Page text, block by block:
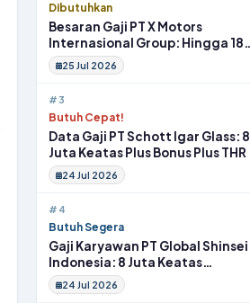
Dibutuhkan
Besaran Gaji PT X Motors
Internasional Group: Hingga 18
Juta Gym Membership Makan
Siang
25 Jul 2026
#3
Butuh Cepat!
Data Gaji PT Schott Igar Glass: 8
Juta Keatas Plus Bonus Plus THR
24 Jul 2026
#4
Butuh Segera
Gaji Karyawan PT Global Shinsei
Indonesia: 8 Juta Keatas
Tunjangan Komplit Uang
Transport
24 Jul 2026